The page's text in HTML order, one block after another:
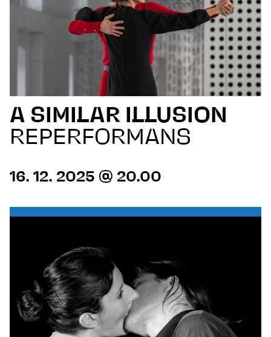
A SIMILAR ILLUSION
REPERFORMANS
16. 12. 2025 @ 20.00